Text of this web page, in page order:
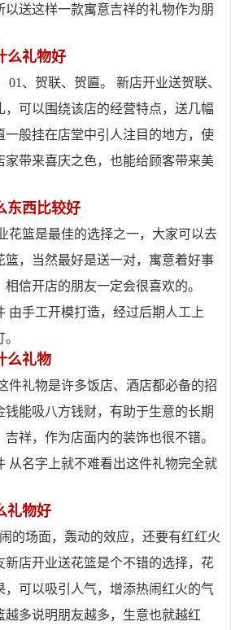
以送这样一款寓意吉祥的礼物作为朋
么礼物好
01、贺联、贺匾。 新店开业送贺联、
，可以围绕该店的经营特点，送几幅
一般挂在店堂中引人注目的地方，使
家带来喜庆之色，也能给顾客带来美
东西比较好
花篮是最佳的选择之一，大家可以去
篮，当然最好是送一对，寓意着好事
信开店的朋友一定会很喜欢的。
由手工开模打造，经过后期人工上
么礼物
件礼物是许多饭店、酒店都必备的招
钱能吸八方钱财，有助于生意的长期
祥，作为店面内的装饰也很不错。
从名字上就不难看出这件礼物完全就
礼物好
的场面，轰动的效应，还要有红红火
新店开业送花篮是个不错的选择，花
，可以吸引人气，增添热闹红火的气
越多说明朋友越多，生意也就越红